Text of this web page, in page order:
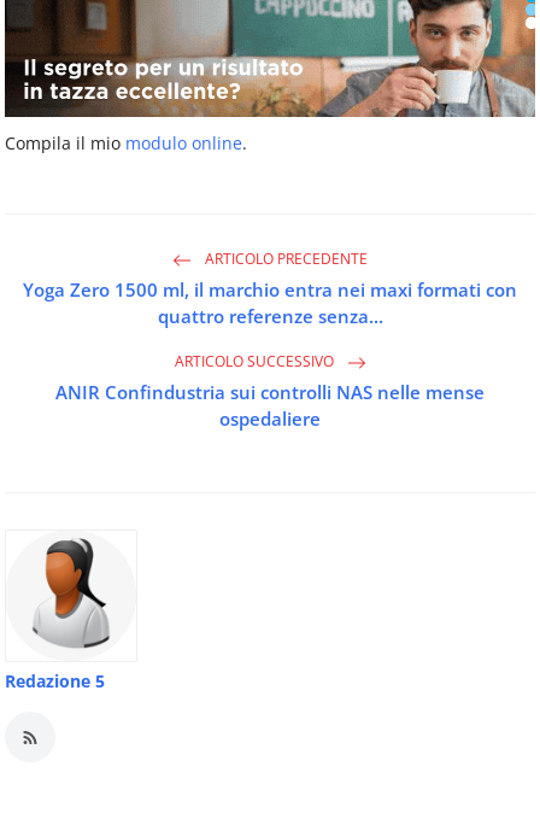
Compila il mio modulo online.
ARTICOLO PRECEDENTE
Yoga Zero 1500 ml, il marchio entra nei maxi formati con
quattro referenze senza...
ARTICOLO SUCCESSIVO
ANIR Confindustria sui controlli NAS nelle mense
ospedaliere
Redazione 5